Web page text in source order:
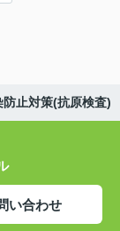
止対策(抗原検査)
い合わせ